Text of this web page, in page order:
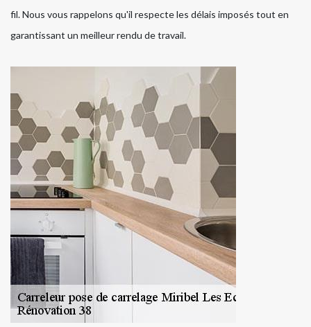
fil. Nous vous rappelons qu'il respecte les délais imposés tout en
garantissant un meilleur rendu de travail.